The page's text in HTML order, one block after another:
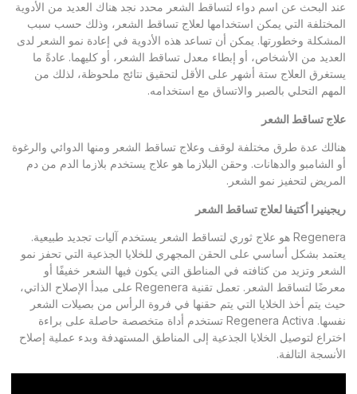
عند البحث عن اسم دواء لتساقط الشعر محدد نجد هناك العديد من الأدوية
المختلفة التي يمكن استخدامها لعلاج تساقط الشعر، وذلك حسب سبب
المشكلة وخطورتها. يمكن أن تساعد هذه الأدوية في إعادة نمو الشعر لدى
العديد من الأشخاص، أو إبطاء معدل تساقط الشعر، أو كليهما. عادةً ما
يستغرق العلاج ستة أشهر على الأقل لتحقيق نتائج ملحوظة، لذلك من
المهم التحلي بالصبر والاتساق مع استخدامه.
علاج تساقط الشعر
هنالك عدة طرق مختلفة لوقف وعلاج تساقط الشعر ومنها الدوائي والرغوة
أو الشامبو والدهانات. وحقن البلازما هو علاج يستخدم بلازما الدم من دم
المريض لتحفيز نمو الشعر.
ريجينيرا أكتيفا لعلاج تساقط الشعر
Regenera هو علاج ثوري لتساقط الشعر يستخدم آليات تجديد طبيعية.
يعتمد بشكل أساسي على الحقن المجهري للخلايا الجذعية التي تحفز نمو
الشعر وتزيد من كثافته في المناطق التي يكون فيها الشعر خفيفًا أو
معرضًا لتساقط الشعر. تعمل تقنية Regenera على مبدأ الإصلاح الذاتي،
حيث يتم أخذ الخلايا التي يتم حقنها في فروة الرأس من بصيلات الشعر
نفسها. Regenera Activa تستخدم أداة متخصصة حاصلة على براءة
اختراع لتوصيل الخلايا الجذعية إلى المناطق المستهدفة وبدء عملية إصلاح
الأنسجة التالفة.